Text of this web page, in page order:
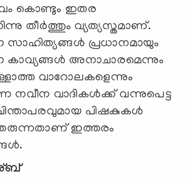
കൊണ്ടും ഇതര
തീര്‍ത്തും വ്യത്യസ്തമാണ്.
സാഹിത്യങ്ങള്‍ പ്രധാനമായും
കാവ്യങ്ങള്‍ അനാചാരമെന്നും
വാറോലകളെന്നും
നവീന വാദികള്‍ക്ക് വന്നുപെട്ട
പിഷകുകള്‍
ഇത്തരം